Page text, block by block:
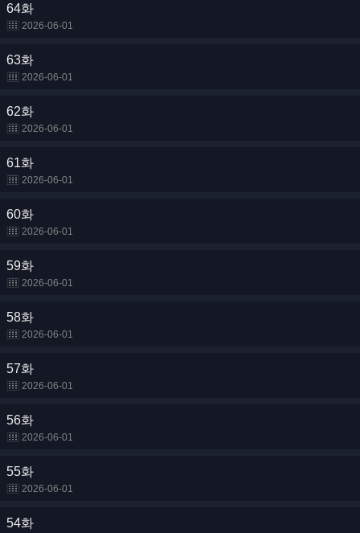
64화
2026-06-01
63화
2026-06-01
62화
2026-06-01
61화
2026-06-01
60화
2026-06-01
59화
2026-06-01
58화
2026-06-01
57화
2026-06-01
56화
2026-06-01
55화
2026-06-01
54화